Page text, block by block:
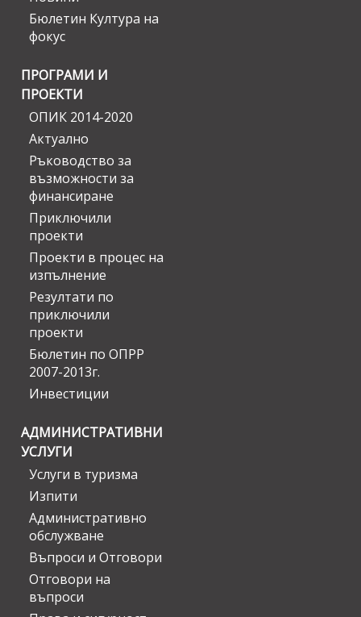
Бюлетин Култура на
фокус
ПРОГРАМИ И
ПРОЕКТИ
ОПИК 2014-2020
Актуално
Ръководство за
възможности за
финансиране
Приключили
проекти
Проекти в процес на
изпълнение
Резултати по
приключили
проекти
Бюлетин по ОПРР
2007-2013г.
Инвестиции
АДМИНИСТРАТИВНИ
УСЛУГИ
Услуги в туризма
Изпити
Административно
обслужване
Въпроси и Отговори
Отговори на
въпроси